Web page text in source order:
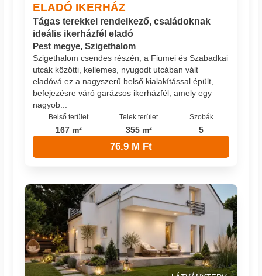
ELADÓ IKERHÁZ
Tágas terekkel rendelkező, családoknak
ideális ikerházfél eladó
Pest megye, Szigethalom
Szigethalom csendes részén, a Fiumei és Szabadkai
utcák közötti, kellemes, nyugodt utcában vált
eladóvá ez a nagyszerű belső kialakítással épült,
befejezésre váró garázsos ikerházfél, amely egy
nagyob...
Belső terület
167 m²
Telek terület
355 m²
Szobák
5
76.9 M Ft